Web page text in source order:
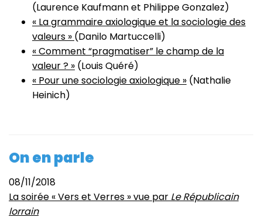
(Laurence Kaufmann et Philippe Gonzalez)
« La grammaire axiologique et la sociologie des
valeurs » (Danilo Martuccelli)
« Comment “pragmatiser” le champ de la
valeur ? » (Louis Quéré)
« Pour une sociologie axiologique » (Nathalie
Heinich)
On en parle
08/11/2018
La soirée « Vers et Verres » vue par Le Républicain
lorrain